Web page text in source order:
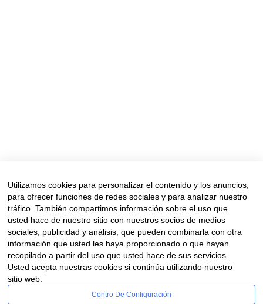
Utilizamos cookies para personalizar el contenido y los anuncios,
para ofrecer funciones de redes sociales y para analizar nuestro
tráfico. También compartimos información sobre el uso que
usted hace de nuestro sitio con nuestros socios de medios
sociales, publicidad y análisis, que pueden combinarla con otra
información que usted les haya proporcionado o que hayan
recopilado a partir del uso que usted hace de sus servicios.
Usted acepta nuestras cookies si continúa utilizando nuestro
sitio web.
Centro De Configuración